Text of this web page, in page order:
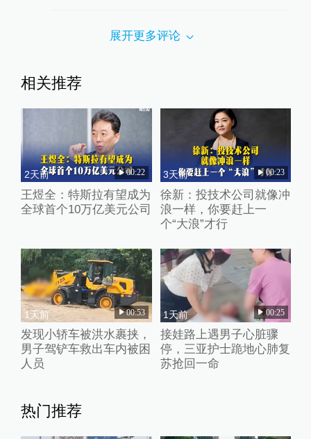
展开更多评论
相关推荐
2天前 00:22
王煜全：特斯拉有望成为
全球首个10万亿美元公司
3天前 00:23
徐新：投技术公司就像冲
浪一样，你要赶上一
个“大浪”才行
1天前 00:53
发现小轿车被洪水裹挟，
男子驾铲车救出车内被困
人员
1天前 00:25
接娃路上遇男子心脏骤
停，三亚护士跪地心肺复
苏抢回一命
热门推荐